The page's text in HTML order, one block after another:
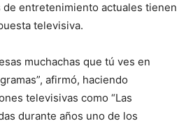
entretenimiento actuales tienen
televisiva.
muchachas que tú ves en
afirmó, haciendo
televisivas como “Las
durante años uno de los